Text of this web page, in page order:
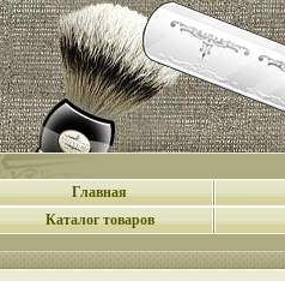
Главная
Каталог товаров